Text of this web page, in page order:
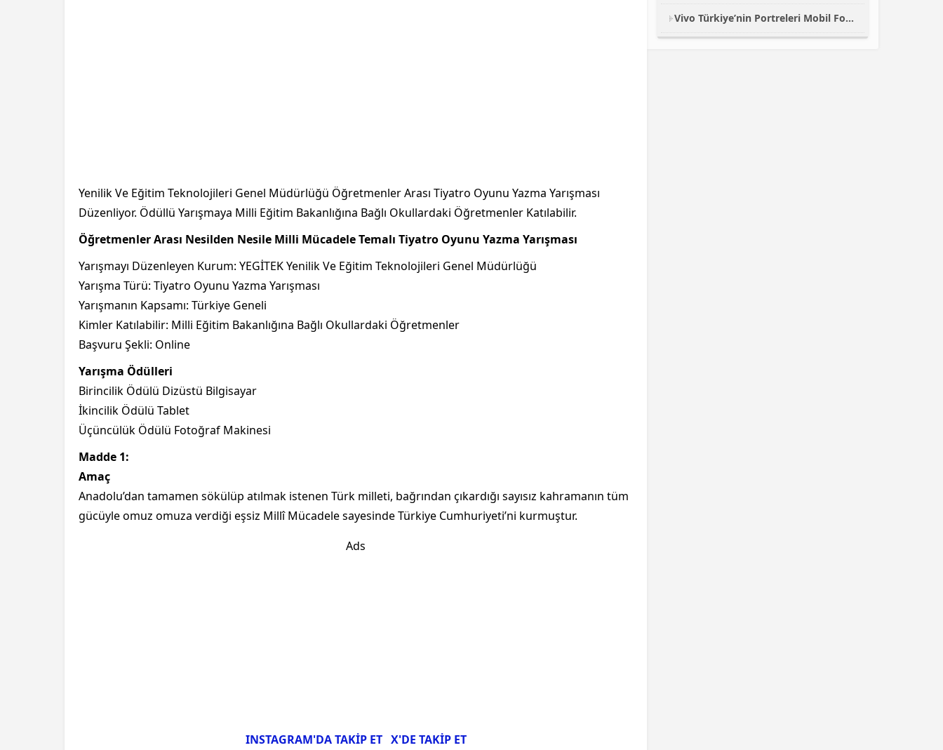
Yenilik Ve Eğitim Teknolojileri Genel Müdürlüğü Öğretmenler Arası Tiyatro Oyunu Yazma Yarışması
Düzenliyor. Ödüllü Yarışmaya Milli Eğitim Bakanlığına Bağlı Okullardaki Öğretmenler Katılabilir.
Öğretmenler Arası Nesilden Nesile Milli Mücadele Temalı Tiyatro Oyunu Yazma Yarışması
Yarışmayı Düzenleyen Kurum: YEGİTEK Yenilik Ve Eğitim Teknolojileri Genel Müdürlüğü
Yarışma Türü: Tiyatro Oyunu Yazma Yarışması
Yarışmanın Kapsamı: Türkiye Geneli
Kimler Katılabilir: Milli Eğitim Bakanlığına Bağlı Okullardaki Öğretmenler
Başvuru Şekli: Online
Yarışma Ödülleri
Birincilik Ödülü Dizüstü Bilgisayar
İkincilik Ödülü Tablet
Üçüncülük Ödülü Fotoğraf Makinesi
Madde 1:
Amaç
Anadolu’dan tamamen sökülüp atılmak istenen Türk milleti, bağrından çıkardığı sayısız kahramanın tüm
gücüyle omuz omuza verdiği eşsiz Millî Mücadele sayesinde Türkiye Cumhuriyeti’ni kurmuştur.
Ads
INSTAGRAM'DA TAKİP ET X'DE TAKİP ET
Vivo Türkiye’nin Portreleri Mobil Fotoğraf Yarışması